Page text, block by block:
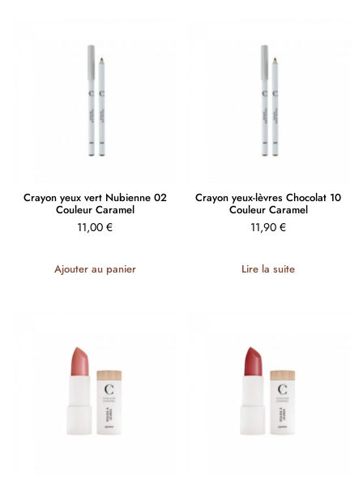
Crayon yeux vert Nubienne 02
Couleur Caramel
11,00 €
Ajouter au panier
Crayon yeux-lèvres Chocolat 10
Couleur Caramel
11,90 €
Lire la suite